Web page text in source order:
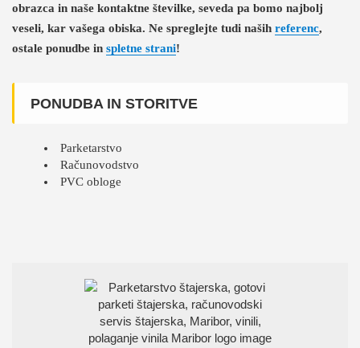
obrazca in naše kontaktne številke, seveda pa bomo najbolj
veseli, kar vašega obiska. Ne spreglejte tudi naših referenc,
ostale ponudbe in spletne strani!
PONUDBA IN STORITVE
Parketarstvo
Računovodstvo
PVC obloge